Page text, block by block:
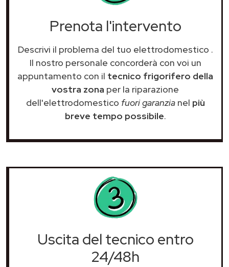
Prenota l'intervento
Descrivi il problema del tuo elettrodomestico .
Il nostro personale concorderà con voi un
appuntamento con il tecnico frigorifero della
vostra zona per la riparazione
dell'elettrodomestico fuori garanzianel più
breve tempo possibile.
Uscita del tecnico entro
24/48h